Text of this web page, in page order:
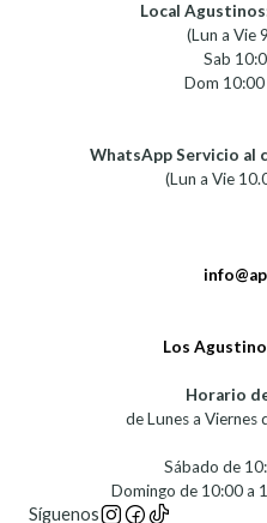
Local
(Lun a Vie
Sab
Dom 10:00
WhatsApp Servicio al
(Lun a Vie
Los
Horario
de Lunes a Viernes
Sábado de
Domingo de 10:00 a
Síguenos